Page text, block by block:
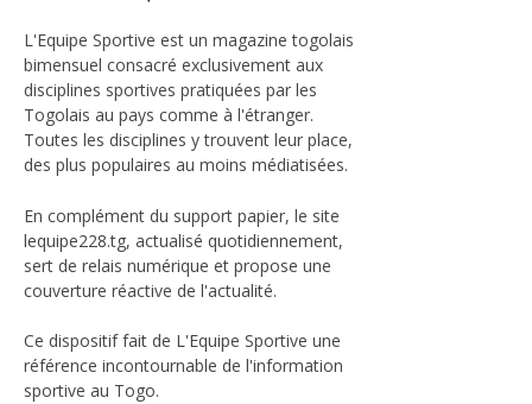
L'Equipe Sportive est un magazine togolais
bimensuel consacré exclusivement aux
disciplines sportives pratiquées par les
Togolais au pays comme à l'étranger.
Toutes les disciplines y trouvent leur place,
des plus populaires au moins médiatisées.
En complément du support papier, le site
lequipe228.tg, actualisé quotidiennement,
sert de relais numérique et propose une
couverture réactive de l'actualité.
Ce dispositif fait de L'Equipe Sportive une
référence incontournable de l'information
sportive au Togo.